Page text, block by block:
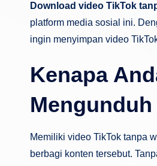
Download video TikTok
platform media sosial ini.
ingin menyimpan video
Kenapa
Memiliki video TikTok tanpa
berbagi konten tersebut.